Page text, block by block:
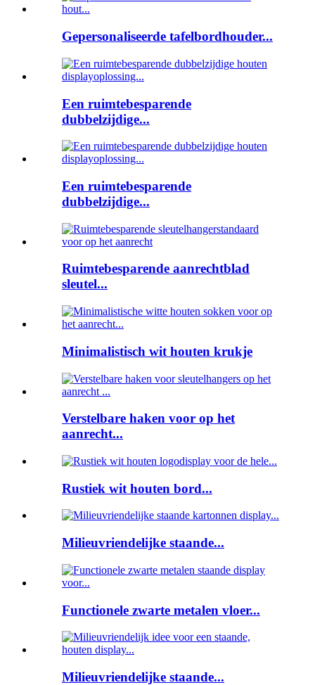
Gepersonaliseerde tafelbordhouder...
Een ruimtebesparende
dubbelzijdige...
Een ruimtebesparende
dubbelzijdige...
Ruimtebesparende aanrechtblad
sleutel...
Minimalistisch wit houten krukje
Verstelbare haken voor op het
aanrecht...
Rustiek wit houten bord...
Milieuvriendelijke staande...
Functionele zwarte metalen vloer...
Milieuvriendelijke staande...